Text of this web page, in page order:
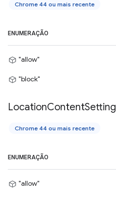
Chrome 44 ou mais recente
ENUMERAÇÃO
"allow"
"block"
LocationContentSetting
Chrome 44 ou mais recente
ENUMERAÇÃO
"allow"